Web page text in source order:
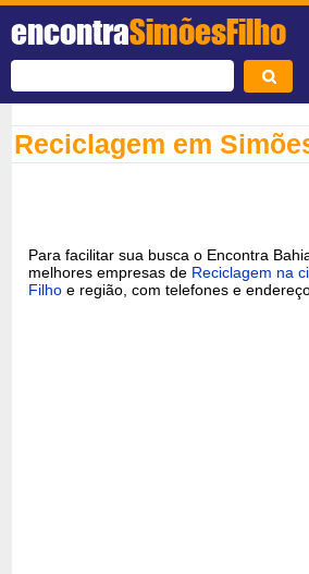
encontraSimõesFilho
Reciclagem em
Para facilitar sua busca o Encontra
melhores empresas de Reciclagem na
Filho e região, com telefones e